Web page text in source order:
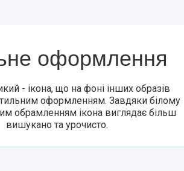
оформлення
- ікона, що на фоні інших образів
оформленням. Завдяки білому
обрамленням ікона виглядає більш
вишукано та урочисто.